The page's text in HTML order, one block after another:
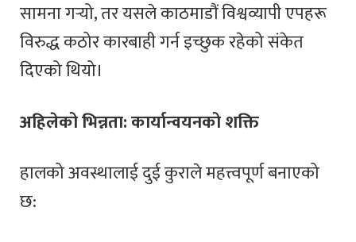
सामना गर्‍यो, तर यसले काठमाडौं विश्वव्यापी एपहरू
विरुद्ध कठोर कारबाही गर्न इच्छुक रहेको संकेत
दिएको थियो।
अहिलेको भिन्नता: कार्यान्वयनको शक्ति
हालको अवस्थालाई दुई कुराले महत्त्वपूर्ण बनाएको
छ: